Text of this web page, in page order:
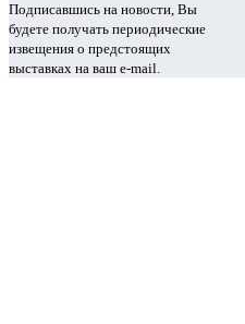
Подписавшись на новости, Вы
будете получать периодические
извещения о предстоящих
выставках на ваш e-mail.